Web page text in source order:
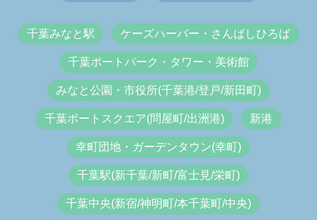
千葉みなと駅 ケーズハーバー・さんばしひろば
千葉ポートパーク・タワー・美術館
みなと公園・市役所(千葉港/登戸/新田町)
千葉ポートスクエア(問屋町/出洲港) 新港
幸町団地・ガーデンタウン(幸町)
千葉駅(新千葉/新町/富士見/栄町)
千葉中央(新宿/神明町/本千葉町/中央)